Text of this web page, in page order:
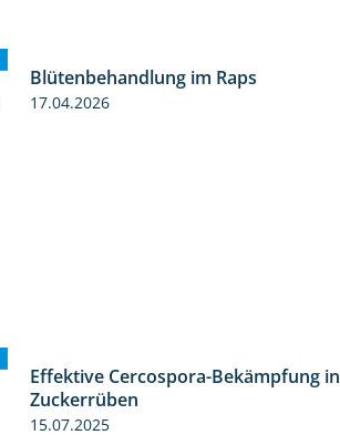
Blütenbehandlung im Raps
17.04.2026
2:00
Effektive Cercospora-Bekämpfung in
Zuckerrüben
15.07.2025